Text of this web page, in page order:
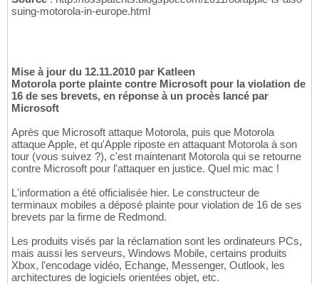
suing-motorola-in-europe.html
Mise à jour du 12.11.2010 par Katleen
Motorola porte plainte contre Microsoft pour la violation de
16 de ses brevets, en réponse à un procès lancé par
Microsoft
Après que Microsoft attaque Motorola, puis que Motorola
attaque Apple, et qu'Apple riposte en attaquant Motorola à son
tour (vous suivez ?), c'est maintenant Motorola qui se retourne
contre Microsoft pour l'attaquer en justice. Quel mic mac !
L'information a été officialisée hier. Le constructeur de
terminaux mobiles a déposé plainte pour violation de 16 de ses
brevets par la firme de Redmond.
Les produits visés par la réclamation sont les ordinateurs PCs,
mais aussi les serveurs, Windows Mobile, certains produits
Xbox, l'encodage vidéo, Echange, Messenger, Outlook, les
architectures de logiciels orientées objet, etc.